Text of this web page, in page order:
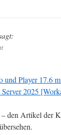
Player 17.6
2025
den Artikel der